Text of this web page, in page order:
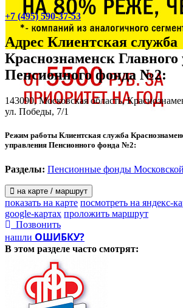
+7 (495) 590-37-53
Адрес Клиентская служба
Краснознаменск
Пенсионного фонда №2:
143090, Московская область,
ул. Победы, 7/1
Режим работы Клиентская служба
управления Пенсионного фонда №2:
Разделы: Пенсионные фонды Московской
на карте / маршрут
показать на карте посмотреть на яндекс-
google-картах проложить маршрут
Позвонить
нашли ОШИБКУ?
В этом разделе часто смотрят: